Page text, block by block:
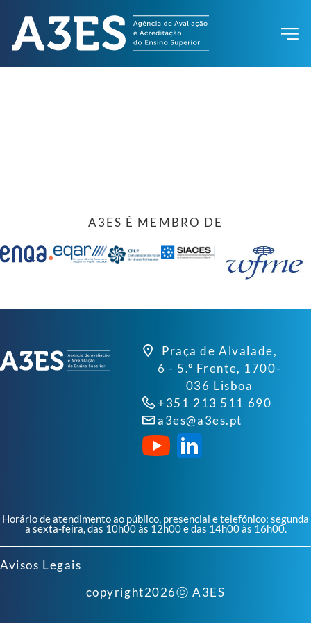
A3ES É MEMBRO DE
Praça de Alvalade,
6 - 5.º Frente, 1700-
036 Lisboa
+351 213 511 690
a3es@a3es.pt
Horário de atendimento ao público, presencial e telefónico: segunda
a sexta-feira, das 10h00 às 12h00 e das 14h00 às 16h00.
Avisos Legais
copyright2026ⓒ A3ES